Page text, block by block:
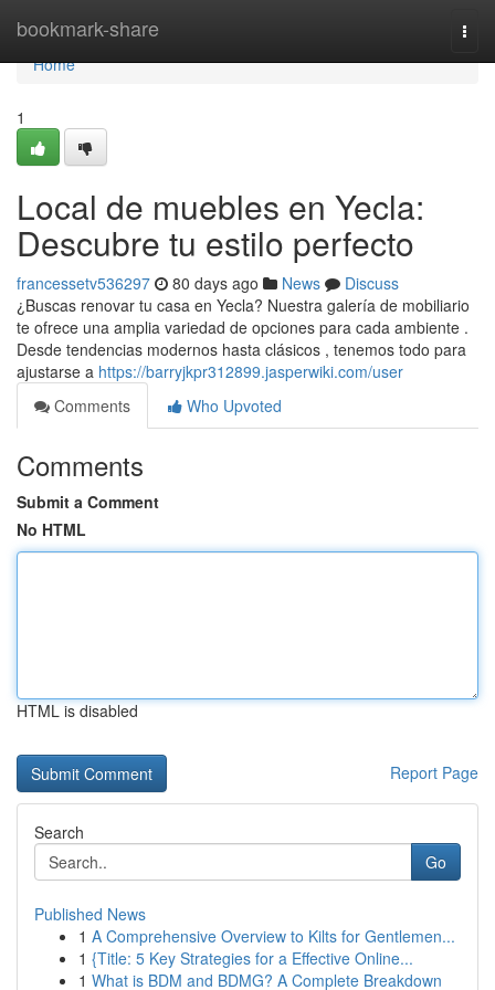
bookmark-share
Home
Home
1
Local de muebles en Yecla:
Descubre tu estilo perfecto
francessetv536297 80 days ago News
Discuss
¿Buscas renovar tu casa en Yecla? Nuestra galería de mobiliario
te ofrece una amplia variedad de opciones para cada ambiente .
Desde tendencias modernos hasta clásicos , tenemos todo para
ajustarse a https://barryjkpr312899.jasperwiki.com/user
Comments
Who Upvoted
Comments
Submit a Comment
No HTML
HTML is disabled
Report Page
Search
Go
Published News
1 A Comprehensive Overview to Kilts for Gentlemen...
1 {Title: 5 Key Strategies for a Effective Online...
1 What is BDM and BDMG? A Complete Breakdown